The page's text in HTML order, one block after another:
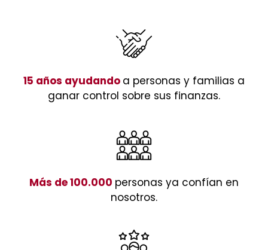
15 años ayudando a personas y familias a
ganar control sobre sus finanzas.
Más de 100.000 personas ya confían en
nosotros.